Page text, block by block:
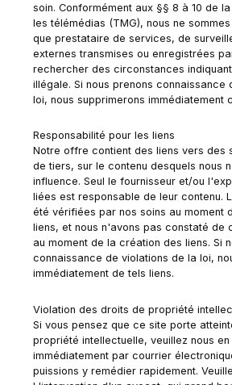
soin. Conformément aux §§ 8 à 10 de
les télémédias (TMG), nous ne
que prestataire de services, de
externes transmises ou enregistrées
rechercher des circonstances
illégale. Si nous prenons connaissance
loi, nous supprimerons immédiatement
Responsabilité pour les liens
Notre offre contient des liens vers des
de tiers, sur le contenu desquels nous
influence. Seul le fournisseur et/ou
liées est responsable de leur contenu.
été vérifiées par nos soins au moment
liens, et nous n'avons pas constaté de
au moment de la création des liens. Si
connaissance de violations de la loi,
immédiatement de tels liens.
Violation des droits de propriété
Si vous pensez que ce site porte
propriété intellectuelle, veuillez nous
immédiatement par courrier
puissions y remédier rapidement.